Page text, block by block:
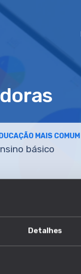
Detalhes
MAIS COMUM
básico